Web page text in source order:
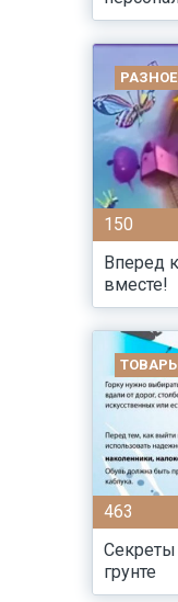
РАЗНОЕ
150
Вперед
вместе!
463
Секреты
грунте